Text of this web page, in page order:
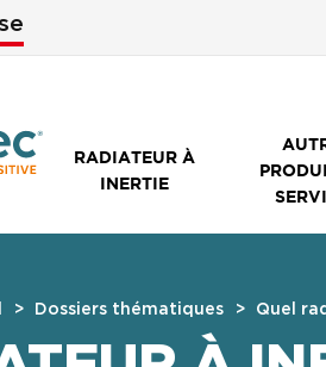
RADIATEUR À
INERTIE
Dossiers thématiques Quel